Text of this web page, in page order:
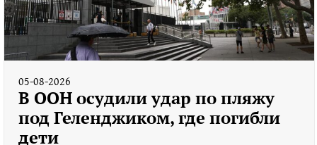
05-08-2026
В ООН осудили удар по пляжу
под Геленджиком, где погибли
дети